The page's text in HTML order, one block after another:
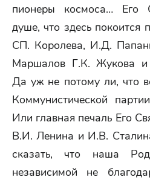
пионеры космоса… Его
душе, что здесь покоится
СП. Королева, И.Д.
Маршалов Г.К. Жукова и
Да уж не потому ли, что
Коммунистической
Или главная печаль Его
В.И. Ленина и И.В.
сказать, что наша
независимой не